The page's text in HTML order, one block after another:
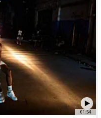
01:54